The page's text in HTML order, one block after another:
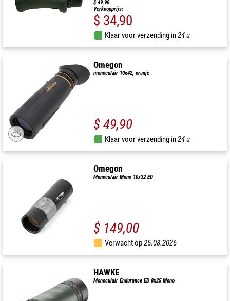
$ 49,90
Verkoopprijs:
$ 34,90
Klaar voor verzending in24 u
Omegon
monoculair 10x42, oranje
$ 49,90
Klaar voor verzending in24 u
Omegon
Monoculair Mono 10x32 ED
$ 149,00
Verwacht op25.08.2026
HAWKE
Monoculair Endurance ED 8x25 Mono